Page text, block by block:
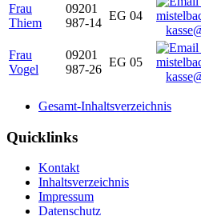
Frau
Thiem
09201
987-14
EG 04
Frau
Vogel
09201
987-26
EG 05
Gesamt-Inhaltsverzeichnis
Quicklinks
Kontakt
Inhaltsverzeichnis
Impressum
Datenschutz